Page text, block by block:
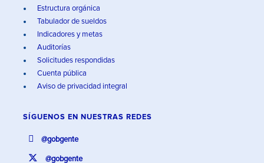
Estructura orgánica
Tabulador de sueldos
Indicadores y metas
Auditorías
Solicitudes respondidas
Cuenta pública
Aviso de privacidad integral
SÍGUENOS EN NUESTRAS REDES
@gobgente
@gobgente